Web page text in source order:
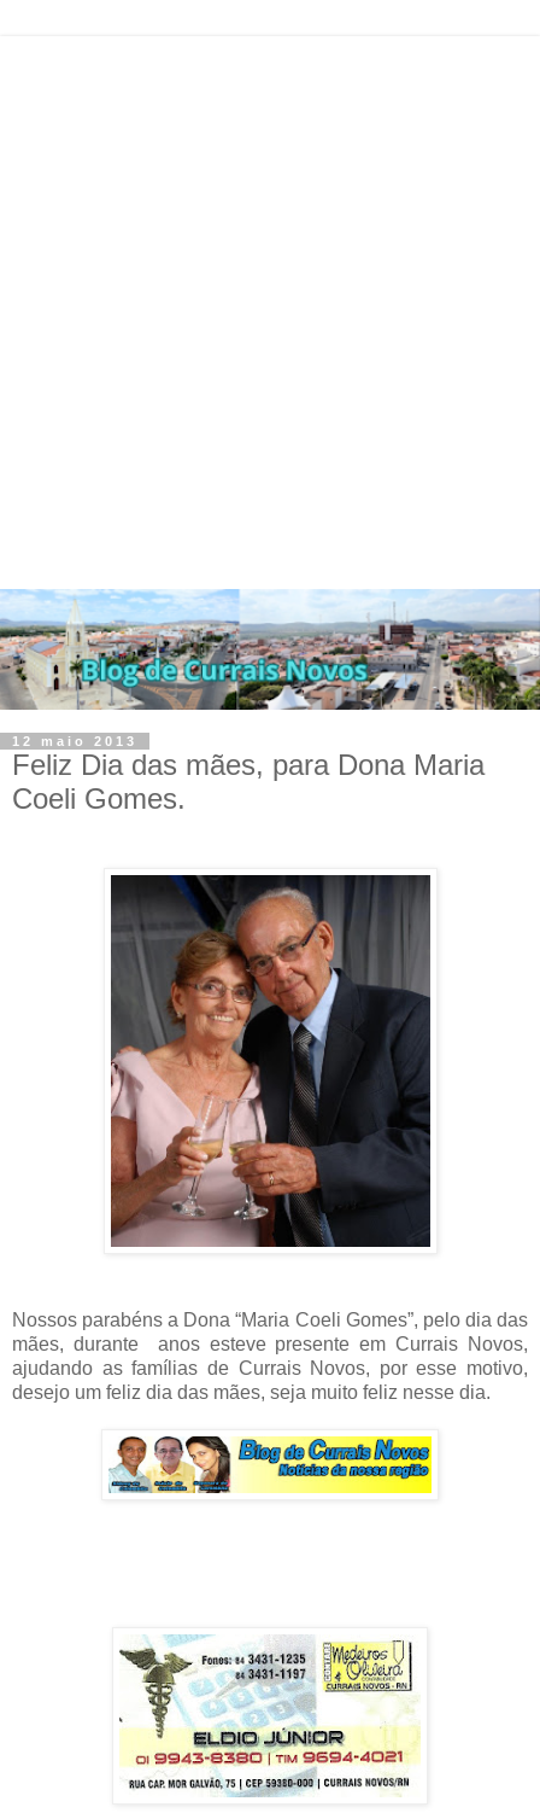
12 maio 2013
Feliz Dia das mães, para Dona Maria
Coeli Gomes.
Nossos parabéns a Dona “Maria Coeli Gomes”, pelo dia das
mães, durante anos esteve presente em Currais Novos,
ajudando as famílias de Currais Novos, por esse motivo,
desejo um feliz dia das mães, seja muito feliz nesse dia.